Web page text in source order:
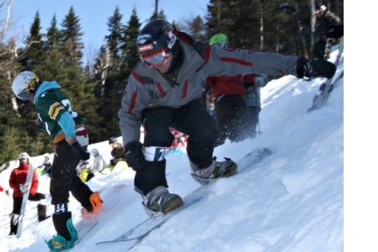
Vous pourrez vous désabonner à tout moment.